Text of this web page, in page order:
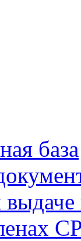
база